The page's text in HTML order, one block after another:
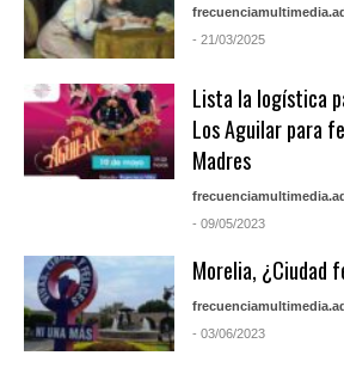
- 21/03/2025
Lista la logística
Los Aguilar para
Madres
- 09/05/2023
Morelia, ¿Ciudad
- 03/06/2023